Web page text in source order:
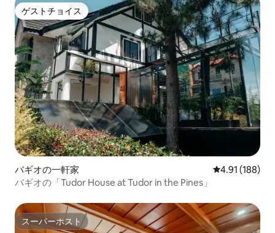
ゲストチョイス
ゲストチョイス
バギオの一軒家 レビュー188
4.91 (188)
バギオの「Tudor House at Tudor in the Pines」
スーパーホスト
スーパーホスト